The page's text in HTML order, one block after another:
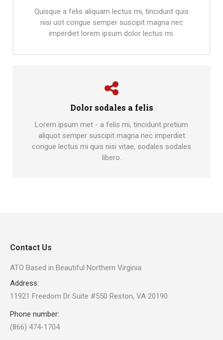
Quisque a felis aliquam lectus mi, tincidunt quis
nisi uot congue semper suscipit magna nec
imperdiet lorem ipsum dolor lectus mi.
Dolor sodales a felis
Lorem ipsum met - a felis mi, tincidunt pretium
aliquot semper suscipit magna nec imperdiet
congue lectus mi quis nisi vitae, sodales sodales
libero.
Contact Us
ATO Based in Beautiful Northern Virginia
Address:
11921 Freedom Dr Suite #550 Reston, VA 20190
Phone number:
(866) 474-1704